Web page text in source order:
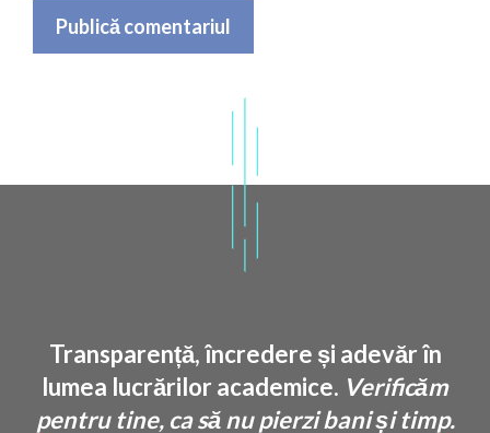
Transparență, încredere și adevăr în
lumea lucrărilor academice. Verificăm
pentru tine, ca să nu pierzi bani și timp.